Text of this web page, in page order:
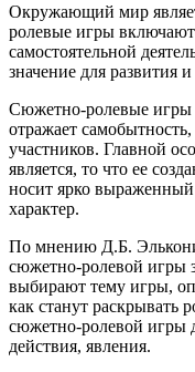
Окружающий мир
ролевые игры
самостоятельной
значение для развития
Сюжетно-ролевые игры
отражает самобытность,
участников. Главной
является, то что ее
носит ярко
характер.
По мнению Д.Б.
сюжетно-ролевой игры
выбирают тему игры,
как станут раскрывать
сюжетно-ролевой игры
действия, явления.